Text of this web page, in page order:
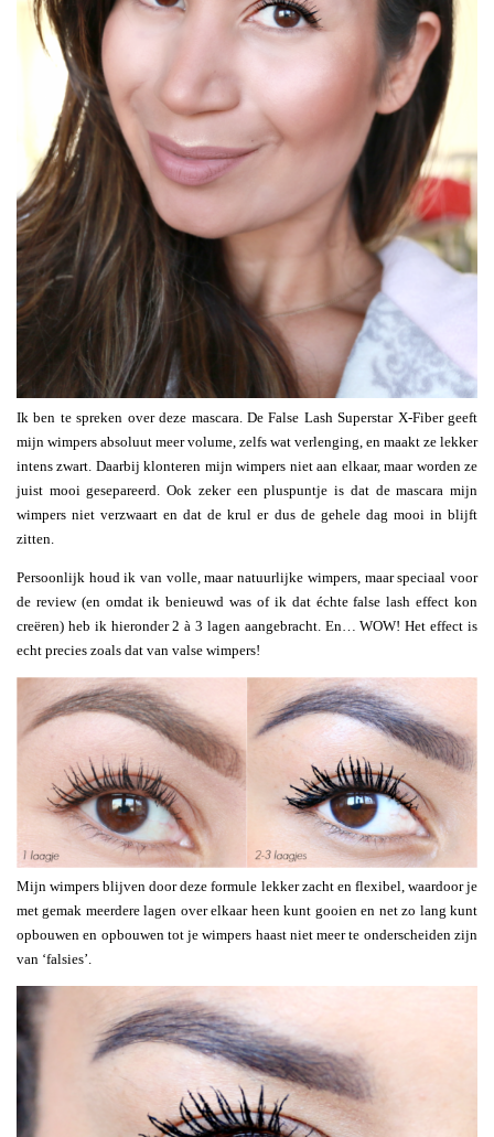
Ik ben te spreken over deze mascara. De False Lash Superstar X-Fiber geeft
mijn wimpers absoluut meer volume, zelfs wat verlenging, en maakt ze lekker
intens zwart. Daarbij klonteren mijn wimpers niet aan elkaar, maar worden ze
juist mooi gesepareerd. Ook zeker een pluspuntje is dat de mascara mijn
wimpers niet verzwaart en dat de krul er dus de gehele dag mooi in blijft
zitten.
Persoonlijk houd ik van volle, maar natuurlijke wimpers, maar speciaal voor
de review (en omdat ik benieuwd was of ik dat échte false lash effect kon
creëren) heb ik hieronder 2 à 3 lagen aangebracht. En… WOW! Het effect is
echt precies zoals dat van valse wimpers!
Mijn wimpers blijven door deze formule lekker zacht en flexibel, waardoor je
met gemak meerdere lagen over elkaar heen kunt gooien en net zo lang kunt
opbouwen en opbouwen tot je wimpers haast niet meer te onderscheiden zijn
van ‘falsies’.